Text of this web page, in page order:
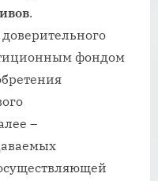
.
фондом
–